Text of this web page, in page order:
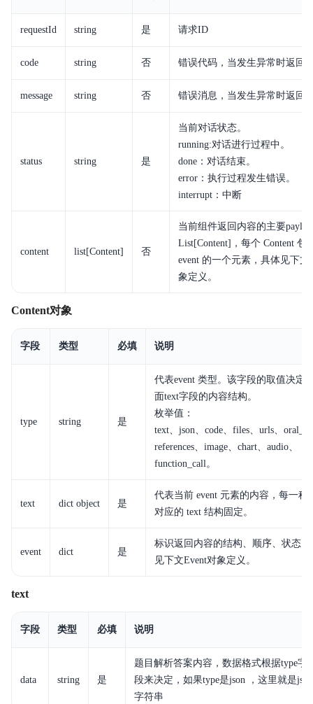
requestId string 是 请求ID
code string 否 错误代码，当发生异常时返回
message string 否 错误消息，当发生异常时返回
status string 是
当前对话状态。
running:对话进行过程中。
done：对话结束。
error：执行过程发生错误。
interrupt：中断
content list[Content] 否
当前组件返回内容的主要
List[Content]，每个 Content 包
event 的一个元素，具体见下文
象定义。
Content对象
字段 类型 必填 说明
type string 是
代表event 类型。该字段的取值决定
面text字段的内容结构。
枚举值：
text、json、code、files、urls、
references、image、chart、audio、
function_call。
text dict object 是
代表当前 event 元素的内容，每一种
对应的 text 结构固定。
event dict 是
标识返回内容的结构、顺序、状态，
见下文Event对象定义。
text
字段 类型 必填 说明
data string 是
题目解析答案内容，数据格式根据type字
段来决定，如果type是json ，这里就是json
字符串